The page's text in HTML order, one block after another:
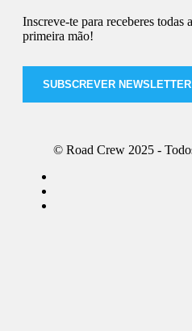
Inscreve-te para receberes todas
primeira mão!
SUBSCREVER NEWSLETTER
© Road Crew 2025 -